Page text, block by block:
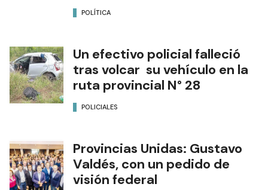
POLÍTICA
Un efectivo policial falleció
tras volcar su vehículo en la
ruta provincial N° 28
POLICIALES
Provincias Unidas: Gustavo
Valdés, con un pedido de
visión federal